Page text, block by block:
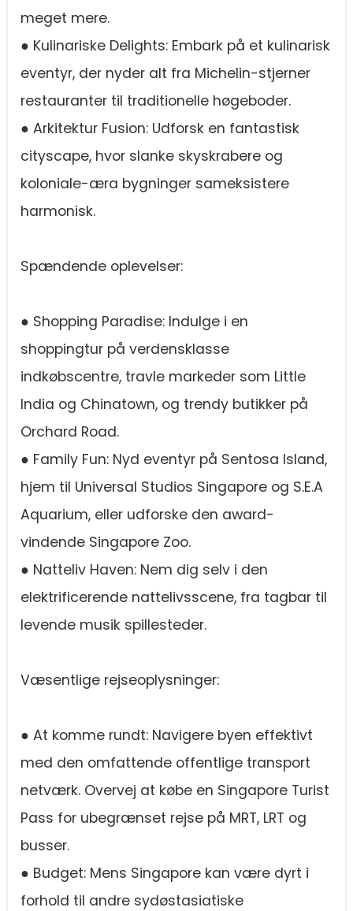
meget mere.
● Kulinariske Delights: Embark på et kulinarisk
eventyr, der nyder alt fra Michelin-stjerner
restauranter til traditionelle høgeboder.
● Arkitektur Fusion: Udforsk en fantastisk
cityscape, hvor slanke skyskrabere og
koloniale-æra bygninger sameksistere
harmonisk.
Spændende oplevelser:
● Shopping Paradise: Indulge i en
shoppingtur på verdensklasse
indkøbscentre, travle markeder som Little
India og Chinatown, og trendy butikker på
Orchard Road.
● Family Fun: Nyd eventyr på Sentosa Island,
hjem til Universal Studios Singapore og S.E.A
Aquarium, eller udforske den award-
vindende Singapore Zoo.
● Natteliv Haven: Nem dig selv i den
elektrificerende nattelivsscene, fra tagbar til
levende musik spillesteder.
Væsentlige rejseoplysninger:
● At komme rundt: Navigere byen effektivt
med den omfattende offentlige transport
netværk. Overvej at købe en Singapore Turist
Pass for ubegrænset rejse på MRT, LRT og
busser.
● Budget: Mens Singapore kan være dyrt i
forhold til andre sydøstasiatiske